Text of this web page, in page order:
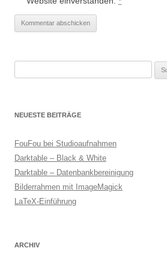
NEUESTE BEITRÄGE
FouFou bei Studioaufnahmen
Darktable – Black & White
Darktable – Datenbankbereinigung
Bilderrahmen mit ImageMagick
LaTeX-Einführung
ARCHIV